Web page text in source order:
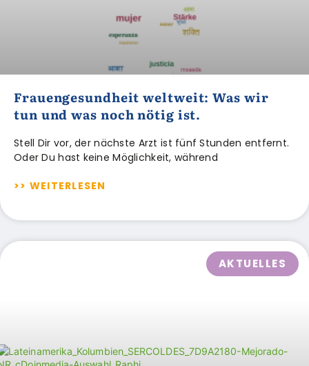
Frauengesundheit weltweit: Was wir
tun und was noch nötig ist.
Stell Dir vor, der nächste Arzt ist fünf Stunden entfernt.
Oder Du hast keine Möglichkeit, während
>> WEITERLESEN
AKTUELLES